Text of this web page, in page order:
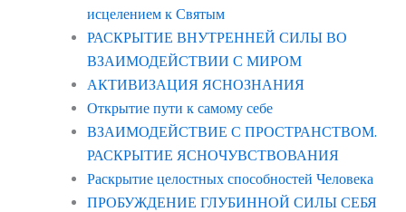
исцелением к Святым
РАСКРЫТИЕ ВНУТРЕННЕЙ СИЛЫ ВО
ВЗАИМОДЕЙСТВИИ С МИРОМ
АКТИВИЗАЦИЯ ЯСНОЗНАНИЯ
Открытие пути к самому себе
ВЗАИМОДЕЙСТВИЕ С ПРОСТРАНСТВОМ.
РАСКРЫТИЕ ЯСНОЧУВСТВОВАНИЯ
Раскрытие целостных способностей Человека
ПРОБУЖДЕНИЕ ГЛУБИННОЙ СИЛЫ СЕБЯ